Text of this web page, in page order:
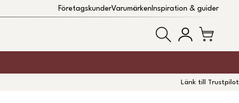
FöretagskunderVarumärkenInspiration & guider
Länk till Trustpilot